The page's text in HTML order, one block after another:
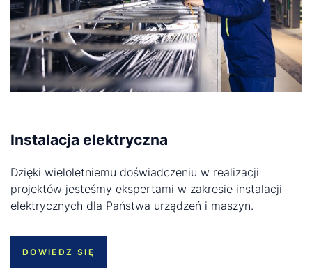
Instalacja elektryczna
Dzięki wieloletniemu doświadczeniu w realizacji
projektów jesteśmy ekspertami w zakresie instalacji
elektrycznych dla Państwa urządzeń i maszyn.
DOWIEDZ SIĘ